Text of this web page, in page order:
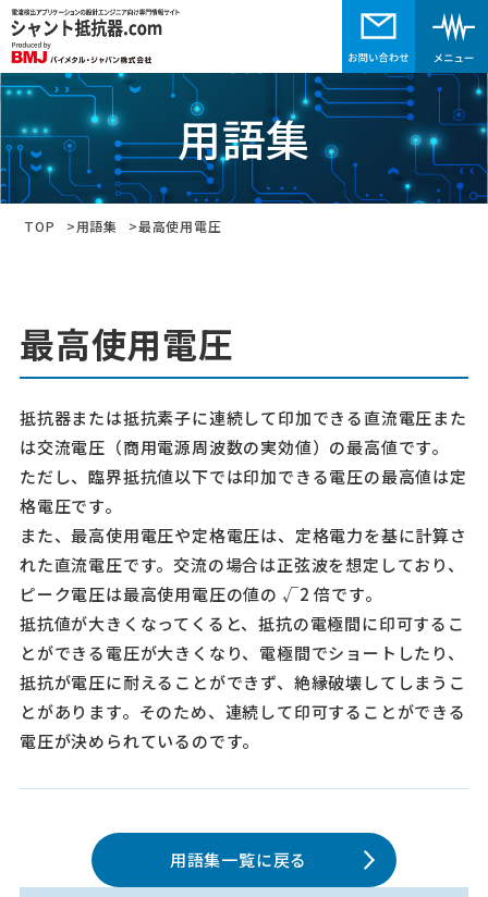
用語集
TOP 用語集 最高使用電圧
最高使用電圧
抵抗器または抵抗素子に連続して印加できる直流電圧また
は交流電圧（商用電源周波数の実効値）の最高値です。
ただし、臨界抵抗値以下では印加できる電圧の最高値は定
格電圧です。
また、最高使用電圧や定格電圧は、定格電力を基に計算さ
れた直流電圧です。交流の場合は正弦波を想定しており、
ピーク電圧は最高使用電圧の値の √2 倍です。
抵抗値が大きくなってくると、抵抗の電極間に印可するこ
とができる電圧が大きくなり、電極間でショートしたり、
抵抗が電圧に耐えることができず、絶縁破壊してしまうこ
とがあります。そのため、連続して印可することができる
電圧が決められているのです。
用語集一覧に戻る